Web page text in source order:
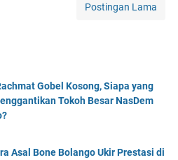
Postingan Lama
Gobel Kosong, Siapa yang
Tokoh Besar NasDem
Asal Bone Bolango Ukir Prestasi di